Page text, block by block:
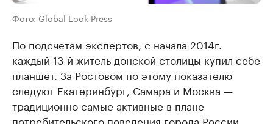
Фото: Global Look Press
По подсчетам экспертов, с начала 2014г.
каждый 13-й житель донской столицы купил себе
планшет. За Ростовом по этому показателю
следуют Екатеринбург, Самара и Москва —
традиционно самые активные в плане
потребительского поведения города России.